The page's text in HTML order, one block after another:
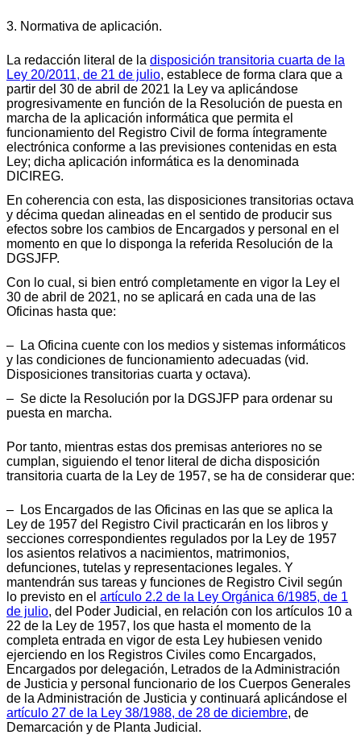
3. Normativa de aplicación.
La redacción literal de la disposición transitoria cuarta de la
Ley 20/2011, de 21 de julio, establece de forma clara que a
partir del 30 de abril de 2021 la Ley va aplicándose
progresivamente en función de la Resolución de puesta en
marcha de la aplicación informática que permita el
funcionamiento del Registro Civil de forma íntegramente
electrónica conforme a las previsiones contenidas en esta
Ley; dicha aplicación informática es la denominada
DICIREG.
En coherencia con esta, las disposiciones transitorias octava
y décima quedan alineadas en el sentido de producir sus
efectos sobre los cambios de Encargados y personal en el
momento en que lo disponga la referida Resolución de la
DGSJFP.
Con lo cual, si bien entró completamente en vigor la Ley el
30 de abril de 2021, no se aplicará en cada una de las
Oficinas hasta que:
– La Oficina cuente con los medios y sistemas informáticos
y las condiciones de funcionamiento adecuadas (vid.
Disposiciones transitorias cuarta y octava).
– Se dicte la Resolución por la DGSJFP para ordenar su
puesta en marcha.
Por tanto, mientras estas dos premisas anteriores no se
cumplan, siguiendo el tenor literal de dicha disposición
transitoria cuarta de la Ley de 1957, se ha de considerar que:
– Los Encargados de las Oficinas en las que se aplica la
Ley de 1957 del Registro Civil practicarán en los libros y
secciones correspondientes regulados por la Ley de 1957
los asientos relativos a nacimientos, matrimonios,
defunciones, tutelas y representaciones legales. Y
mantendrán sus tareas y funciones de Registro Civil según
lo previsto en el artículo 2.2 de la Ley Orgánica 6/1985, de 1
de julio, del Poder Judicial, en relación con los artículos 10 a
22 de la Ley de 1957, los que hasta el momento de la
completa entrada en vigor de esta Ley hubiesen venido
ejerciendo en los Registros Civiles como Encargados,
Encargados por delegación, Letrados de la Administración
de Justicia y personal funcionario de los Cuerpos Generales
de la Administración de Justicia y continuará aplicándose el
artículo 27 de la Ley 38/1988, de 28 de diciembre, de
Demarcación y de Planta Judicial.